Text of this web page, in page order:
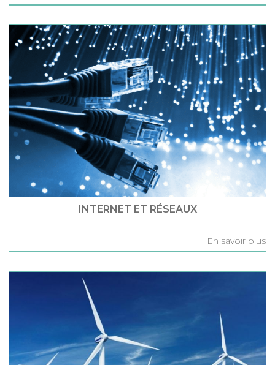
INTERNET ET RÉSEAUX
En savoir plus